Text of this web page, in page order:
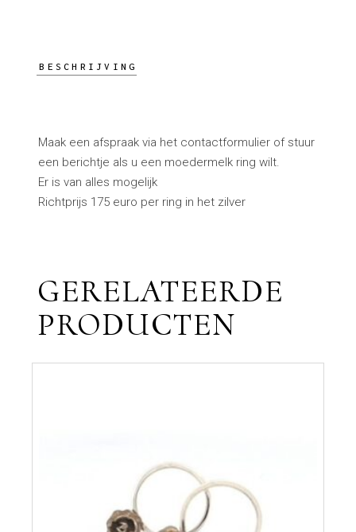
BESCHRIJVING
Maak een afspraak via het contactformulier of stuur
een berichtje als u een moedermelk ring wilt.
Er is van alles mogelijk
Richtprijs 175 euro per ring in het zilver
GERELATEERDE
PRODUCTEN